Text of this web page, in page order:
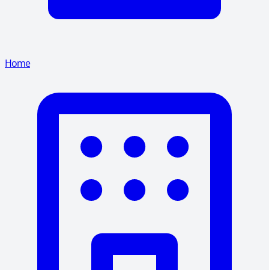
Home